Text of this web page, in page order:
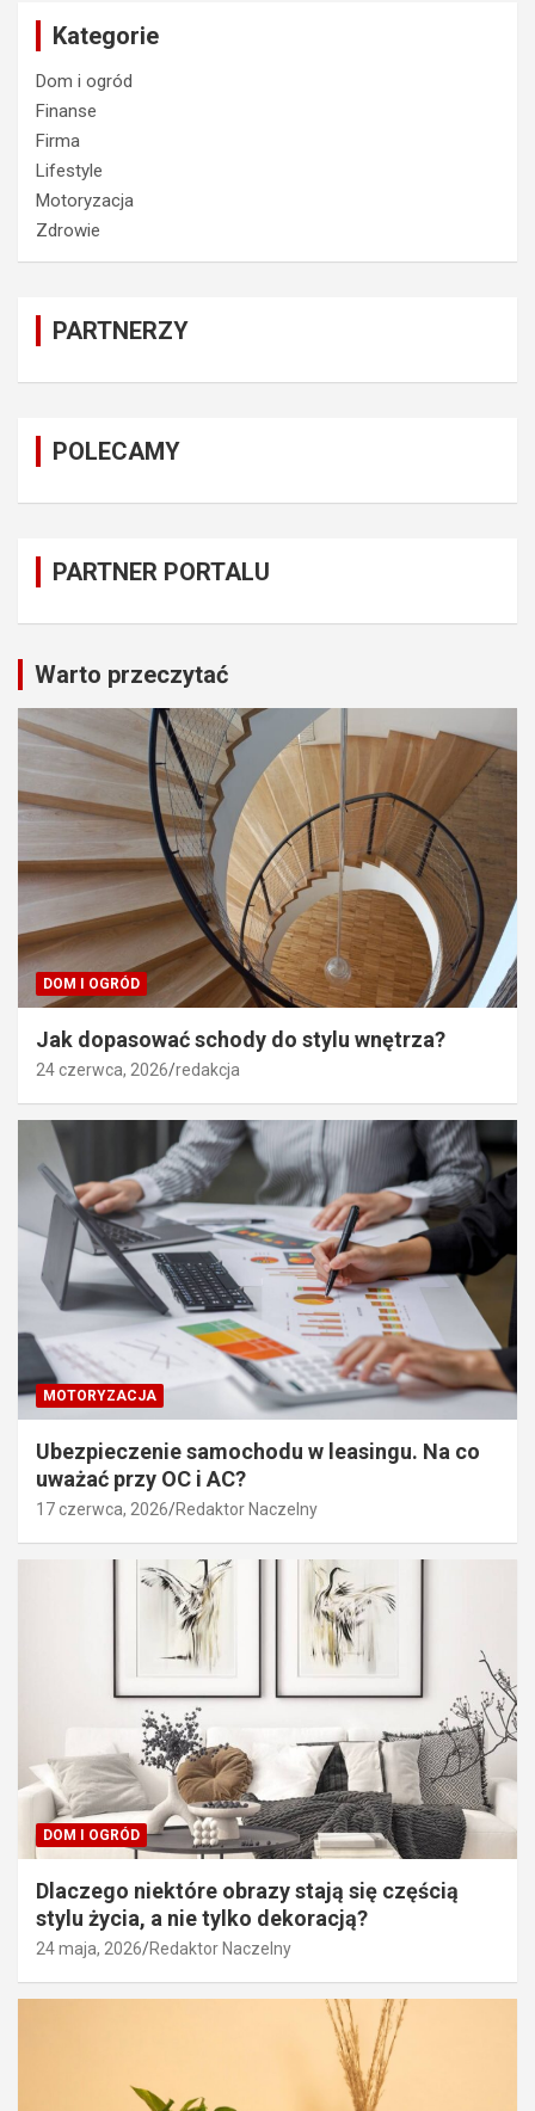
Kategorie
Dom i ogród
Finanse
Firma
Lifestyle
Motoryzacja
Zdrowie
PARTNERZY
POLECAMY
PARTNER PORTALU
Warto przeczytać
DOM I OGRÓD
Jak dopasować schody do stylu wnętrza?
24 czerwca, 2026 redakcja
MOTORYZACJA
Ubezpieczenie samochodu w leasingu. Na co
uważać przy OC i AC?
17 czerwca, 2026 Redaktor Naczelny
DOM I OGRÓD
Dlaczego niektóre obrazy stają się częścią
stylu życia, a nie tylko dekoracją?
24 maja, 2026 Redaktor Naczelny